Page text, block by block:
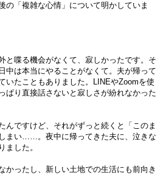
の「複雑な心情」について明かしていま
喋る機会がなくて、寂しかったです。そ
中は本当にやることがなくて。夫が帰って
いたこともありました。LINEやZoomを使
ぱり直接話さないと寂しさが紛れなかった
んですけど、それがずっと続くと「このま
まい……。夜中に帰ってきた夫に、泣きな
ました。
かったし、新しい土地での生活にも前向き